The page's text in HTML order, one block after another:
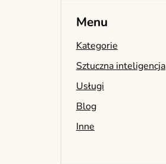
Menu
Kategorie
Sztuczna inteligencja
Usługi
Blog
Inne